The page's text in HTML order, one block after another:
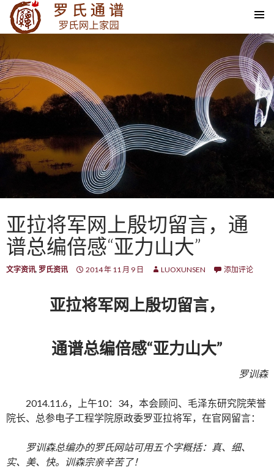
SKIP TO CONTENT
亚拉将军网上殷切留言，通
谱总编倍感“亚力山大”
文字资讯, 罗氏资讯 2014 年 11 月 9 日 LUOXUNSEN 添加评论
亚拉将军网上殷切留言，
通谱总编倍感“亚力山大”
罗训森
2014.11.6，上午10：34，本会顾问、毛泽东研究院荣誉
院长、总参电子工程学院原政委罗亚拉将军，在官网留言：
罗训森总编办的罗氏网站可用五个字概括：真、细、
实、美、快。训森宗亲辛苦了！